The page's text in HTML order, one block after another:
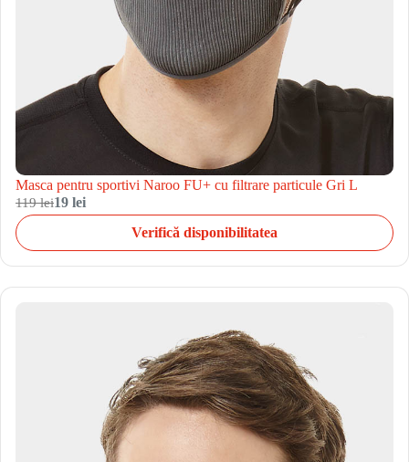
Masca pentru sportivi Naroo FU+ cu filtrare particule Gri L
119 lei19 lei
Verifică disponibilitatea